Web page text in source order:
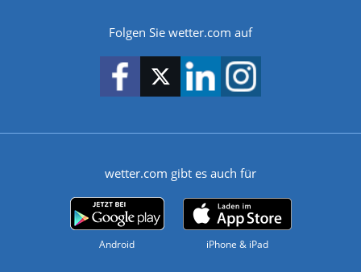
Folgen Sie wetter.com auf
wetter.com gibt es auch für
Android iPhone & iPad